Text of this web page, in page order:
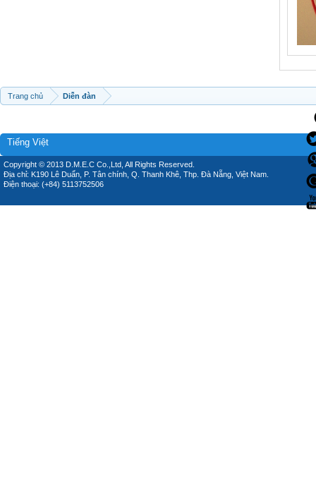
Trang chủ Diễn đàn
Tiếng Việt
Copyright © 2013 D.M.E.C Co.,Ltd, All Rights Reserved.
Địa chỉ: K190 Lê Duẩn, P. Tân chính, Q. Thanh Khê, Thp. Đà Nẵng, Việt Nam.
Điện thoại: (+84) 5113752506